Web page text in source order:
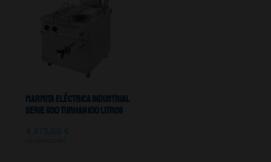
Marmita Eléctrica Industrial
Serie 930 TURHAN 100 Litros
4.475,00 €